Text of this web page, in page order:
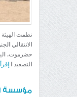
نظمت الهيئة
الانتقالي
حضرموت،
التصعيد ا
مؤسسة